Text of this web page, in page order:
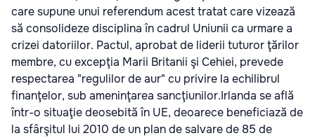
care supune unui referendum acest tratat care vizează
să consolideze disciplina în cadrul Uniunii ca urmare a
crizei datoriilor. Pactul, aprobat de liderii tuturor ţărilor
membre, cu excepţia Marii Britanii şi Cehiei, prevede
respectarea "regulilor de aur" cu privire la echilibrul
finanţelor, sub ameninţarea sancţiunilor.Irlanda se află
într-o situaţie deosebită în UE, deoarece beneficiază de
la sfârşitul lui 2010 de un plan de salvare de 85 de